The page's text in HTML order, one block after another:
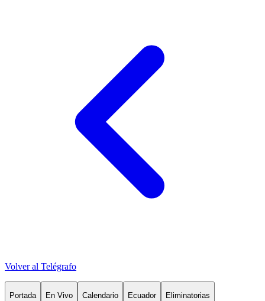
Volver al Telégrafo
Portada En Vivo Calendario Ecuador Eliminatorias